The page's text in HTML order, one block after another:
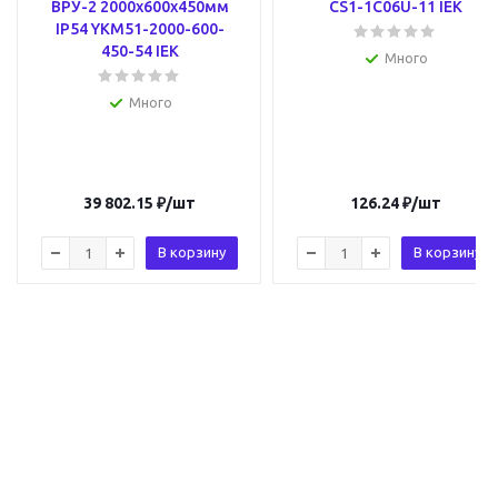
ВРУ-2 2000х600х450мм
IP54 YKM51-2000-600-
450-54 IEK
Много
39 802.15 ₽/шт
В корзину
CS1-1C06U-11 IEK
Много
126.24₽/шт
В корзину